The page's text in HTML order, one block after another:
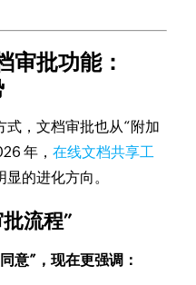
审批功能：
式，文档审批也从“附加
年，在线文档共享工
的进化方向。
流程”
意”，现在更强调：